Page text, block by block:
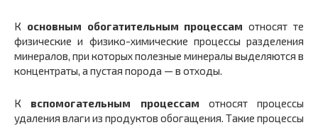
К основным обогатительным процессам относят те
физические и физико-химические процессы разделения
минералов, при которых полезные минералы выделяются в
концентраты, а пустая порода — в отходы.
К вспомогательным процессам относят процессы
удаления влаги из продуктов обогащения. Такие процессы